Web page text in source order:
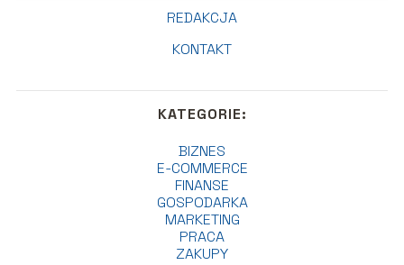
REDAKCJA
KONTAKT
KATEGORIE:
BIZNES
E-COMMERCE
FINANSE
GOSPODARKA
MARKETING
PRACA
ZAKUPY